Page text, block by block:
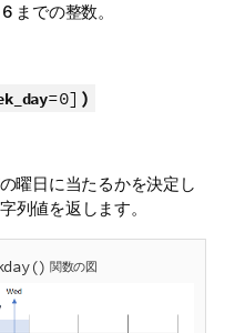
までの整数。
=0] )
曜日に当たるかを決定し
列値を返します。
関数の図